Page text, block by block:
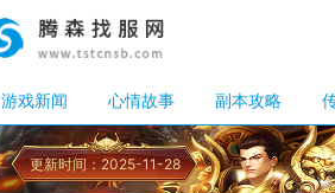
游戏新闻 心情故事 副本攻略
更新时间：2025-11-28